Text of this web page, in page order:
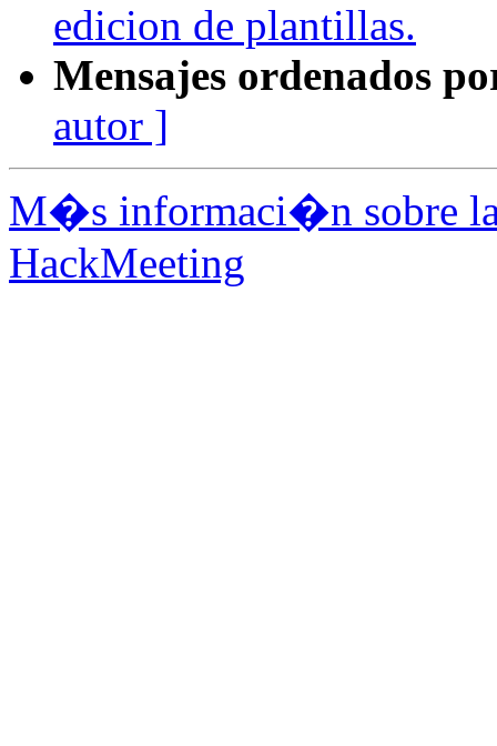
edicion de plantillas.
Mensajes ordenados
autor ]
M�s informaci�n sobre
HackMeeting